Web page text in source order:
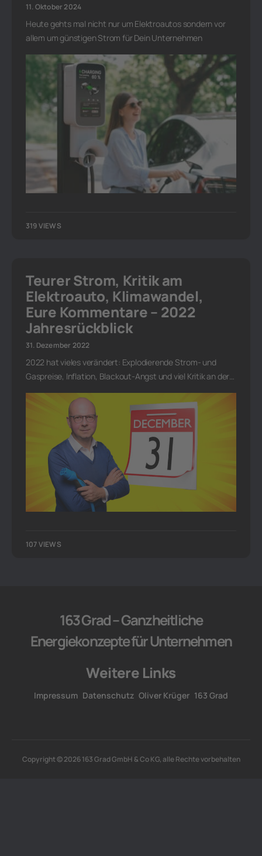
11. Oktober 2024
Heute gehts mal nicht nur um Elektroautos sondern vor
allem um günstigen Strom für Dein Unternehmen
319 VIEWS
Teurer Strom, Kritik am
Elektroauto, Klimawandel,
Eure Kommentare – 2022
Jahresrückblick
31. Dezember 2022
2022 hat vieles verändert: Explodierende Strom- und
Gaspreise, Inflation, Blackout-Angst und viel Kritik an der…
107 VIEWS
163 Grad – Ganzheitliche
Energiekonzepte für Unternehmen
Weitere Links
Impressum Datenschutz Oliver Krüger 163 Grad
Copyright © 2026 163 Grad GmbH & Co KG, alle Rechte vorbehalten